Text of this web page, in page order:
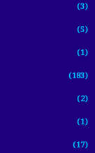
(3)
(5)
(1)
(183)
(2)
(1)
(17)